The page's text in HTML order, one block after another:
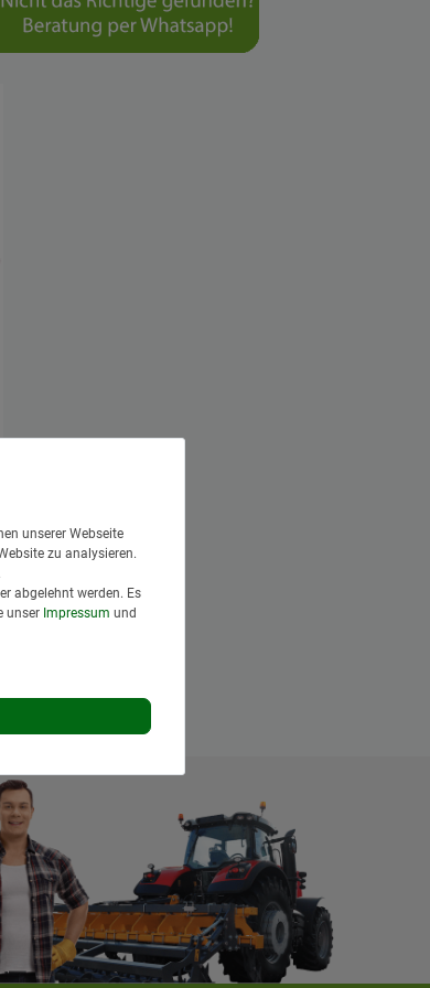
unserer Webseite
zu analysieren.
abgelehnt werden. Es
unser Impressum und